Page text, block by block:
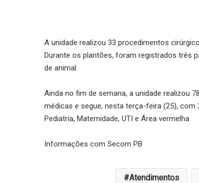
A unidade realizou 33 procedimentos
Durante os plantões, foram registrados três
de animal.
Ainda no fim de semana, a unidade realizou
médicas e segue, nesta terça-feira (25), com
Pediatria, Maternidade, UTI e Área vermelha.
Informações com Secom PB
Atendimentos